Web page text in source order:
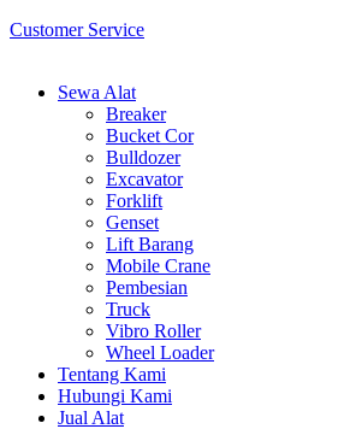
Customer Service
Sewa Alat
Breaker
Bucket Cor
Bulldozer
Excavator
Forklift
Genset
Lift Barang
Mobile Crane
Pembesian
Truck
Vibro Roller
Wheel Loader
Tentang Kami
Hubungi Kami
Jual Alat